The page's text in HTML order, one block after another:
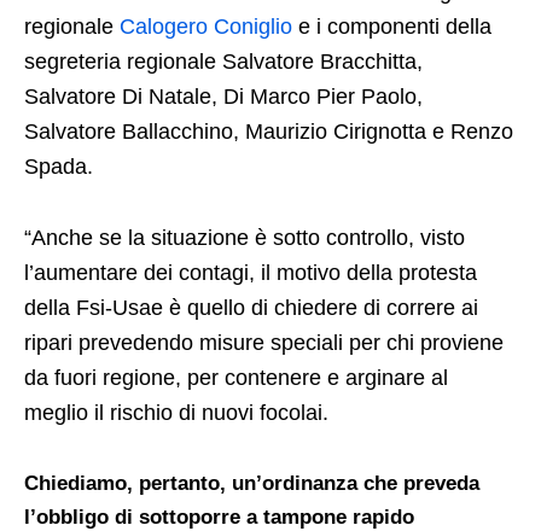
regionale Calogero Coniglio e i componenti della
segreteria regionale Salvatore Bracchitta,
Salvatore Di Natale, Di Marco Pier Paolo,
Salvatore Ballacchino, Maurizio Cirignotta e Renzo
Spada.
“Anche se la situazione è sotto controllo, visto
l’aumentare dei contagi, il motivo della protesta
della Fsi-Usae è quello di chiedere di correre ai
ripari prevedendo misure speciali per chi proviene
da fuori regione, per contenere e arginare al
meglio il rischio di nuovi focolai.
Chiediamo, pertanto, un’ordinanza che preveda
l’obbligo di sottoporre a tampone rapido